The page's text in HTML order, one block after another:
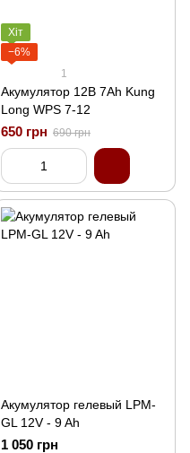
Хіт
−6%
1
Акумулятор 12В 7Аh Kung
Long WPS 7-12
650 грн 690 грн
Акумулятор гелевый LPM-
GL 12V - 9 Ah
1 050 грн